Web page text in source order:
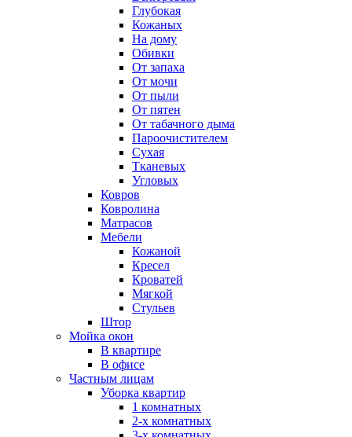
Глубокая
Кожаных
На дому
Обивки
От запаха
От мочи
От пыли
От пятен
От табачного дыма
Пароочистителем
Сухая
Тканевых
Угловых
Ковров
Ковролина
Матрасов
Мебели
Кожаной
Кресел
Кроватей
Мягкой
Стульев
Штор
Мойка окон
В квартире
В офисе
Частным лицам
Уборка квартир
1 комнатных
2-х комнатных